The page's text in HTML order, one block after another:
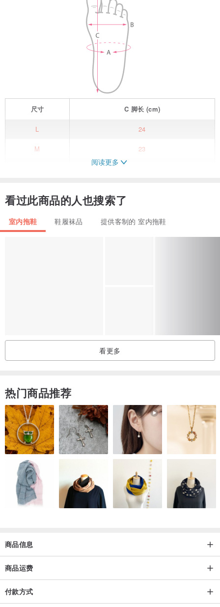
尺寸 C 脚长 (cm)
L 24
M 23
知更鸟 Robin コマドリ
知更鸟，学名为欧亚鸲。叫声啭鸣似笛声，为欧洲常见的鸟类。
*穿着袜子或丝袜会造成皮革的摩擦，深色皮革会有染色到袜子上的情
准
* 实体店同时销售，常有缺货问题，订制时间约10-14天
阅读更多
看过此商品的人也搜索了
室内拖鞋 鞋履袜品 提供客制的 室内拖鞋
看更多
热门商品推荐
商品信息
商品运费
付款方式